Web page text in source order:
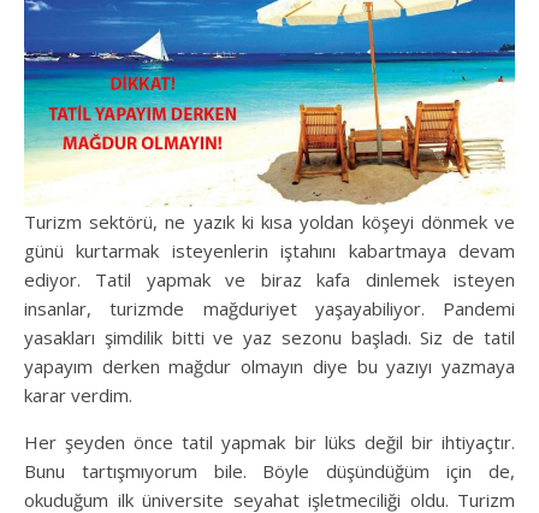
Turizm sektörü, ne yazık ki kısa yoldan köşeyi dönmek ve
günü kurtarmak isteyenlerin iştahını kabartmaya devam
ediyor. Tatil yapmak ve biraz kafa dinlemek isteyen
insanlar, turizmde mağduriyet yaşayabiliyor. Pandemi
yasakları şimdilik bitti ve yaz sezonu başladı. Siz de tatil
yapayım derken mağdur olmayın diye bu yazıyı yazmaya
karar verdim.
Her şeyden önce tatil yapmak bir lüks değil bir ihtiyaçtır.
Bunu tartışmıyorum bile. Böyle düşündüğüm için de,
okuduğum ilk üniversite seyahat işletmeciliği oldu. Turizm